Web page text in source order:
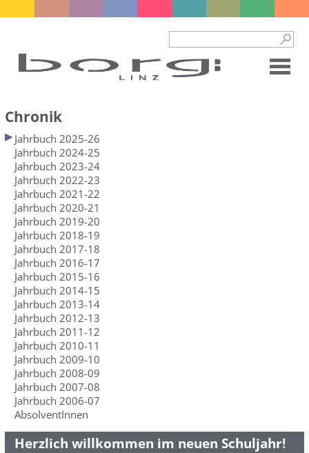
Chronik
Jahrbuch 2025-26
Jahrbuch 2024-25
Jahrbuch 2023-24
Jahrbuch 2022-23
Jahrbuch 2021-22
Jahrbuch 2020-21
Jahrbuch 2019-20
Jahrbuch 2018-19
Jahrbuch 2017-18
Jahrbuch 2016-17
Jahrbuch 2015-16
Jahrbuch 2014-15
Jahrbuch 2013-14
Jahrbuch 2012-13
Jahrbuch 2011-12
Jahrbuch 2010-11
Jahrbuch 2009-10
Jahrbuch 2008-09
Jahrbuch 2007-08
Jahrbuch 2006-07
AbsolventInnen
Herzlich willkommen im neuen Schuljahr!